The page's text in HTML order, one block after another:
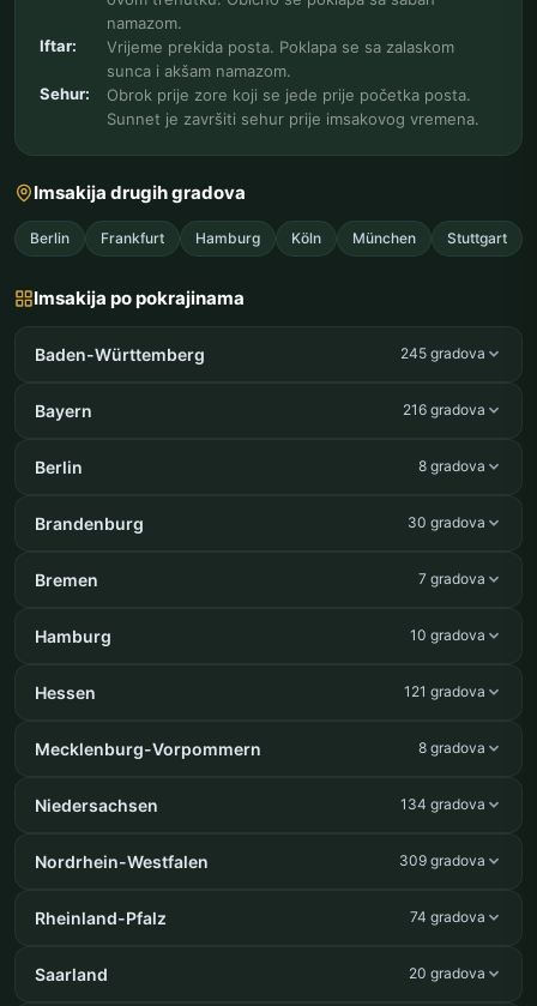
namazom.
Iftar:
Vrijeme prekida posta. Poklapa se sa zalaskom
sunca i akšam namazom.
Sehur:
Obrok prije zore koji se jede prije početka posta.
Sunnet je završiti sehur prije imsakovog vremena.
Imsakija drugih gradova
Berlin Frankfurt Hamburg Köln München Stuttgart
Imsakija po pokrajinama
Baden-Württemberg 245 gradova
Bayern 216 gradova
Berlin 8 gradova
Brandenburg 30 gradova
Bremen 7 gradova
Hamburg 10 gradova
Hessen 121 gradova
Mecklenburg-Vorpommern 8 gradova
Niedersachsen 134 gradova
Nordrhein-Westfalen 309 gradova
Rheinland-Pfalz 74 gradova
Saarland 20 gradova